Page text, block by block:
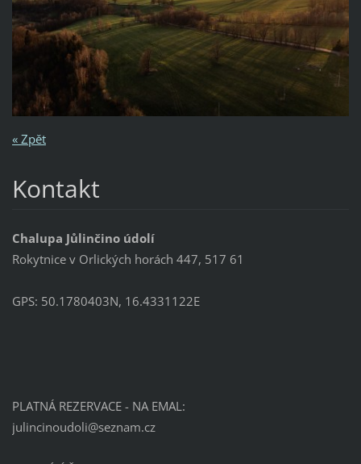
« Zpět
Kontakt
Chalupa Jůlinčino údolí
Rokytnice v Orlických horách 447, 517 61
GPS: 50.1780403N, 16.4331122E
PLATNÁ REZERVACE - NA EMAL:
julincinoudoli@seznam.cz